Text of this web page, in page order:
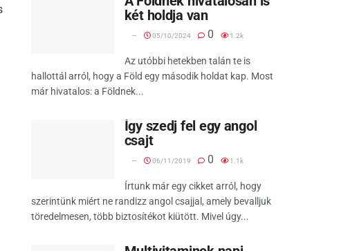
két holdja van
05/10/2024 0 1.2k
Az utóbbi hetekben talán te is
hallottál arról, hogy a Föld egy második holdat kap. Most
már hivatalos: a Földnek...
Így szedj fel egy angol
csajt
06/11/2019 0 1.1k
Írtunk már egy cikket arról, hogy
szerintünk miért ne randizz angol csajjal, amely bevalljuk
töredelmesen, több biztosítékot kiütött. Mivel úgy...